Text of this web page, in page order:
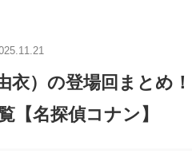
衣）の登場回まとめ
【名探偵コナン】